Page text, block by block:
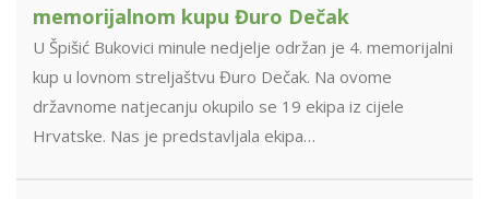
memorijalnom kupu Đuro Dečak
U Špišić Bukovici minule nedjelje održan je 4. memorijalni
kup u lovnom streljaštvu Đuro Dečak. Na ovome
državnome natjecanju okupilo se 19 ekipa iz cijele
Hrvatske. Nas je predstavljala ekipa…